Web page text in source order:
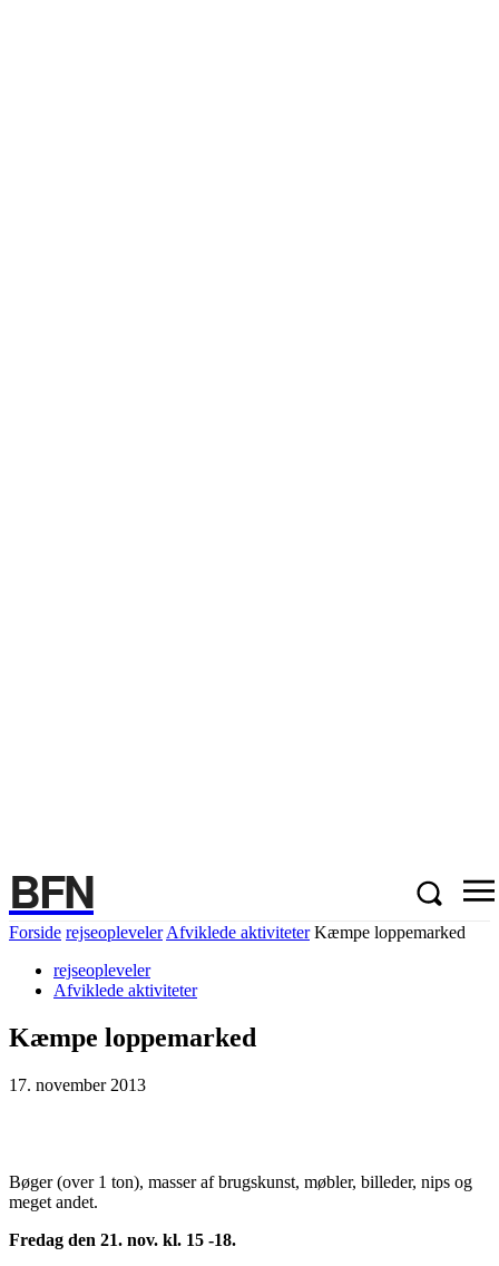
BFN
Forside rejseopleveler Afviklede aktiviteter Kæmpe loppemarked
rejseopleveler
Afviklede aktiviteter
Kæmpe loppemarked
17. november 2013
Bøger (over 1 ton), masser af brugskunst, møbler, billeder, nips og
meget andet.
Fredag den 21. nov. kl. 15 -18.